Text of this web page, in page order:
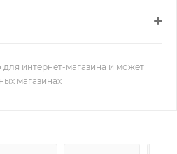
для интернет-магазина и может
магазинах